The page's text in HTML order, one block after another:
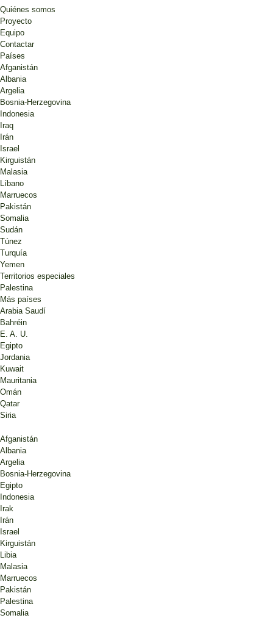
Quiénes somos
Proyecto
Equipo
Contactar
Países
Afganistán
Albania
Argelia
Bosnia-Herzegovina
Indonesia
Iraq
Irán
Israel
Kirguistán
Malasia
Líbano
Marruecos
Pakistán
Somalia
Sudán
Túnez
Turquía
Yemen
Territorios especiales
Palestina
Más países
Arabia Saudí
Bahréin
E. A. U.
Egipto
Jordania
Kuwait
Mauritania
Omán
Qatar
Siria
Afganistán
Albania
Argelia
Bosnia-Herzegovina
Egipto
Indonesia
Irak
Irán
Israel
Kirguistán
Libia
Malasia
Marruecos
Pakistán
Palestina
Somalia